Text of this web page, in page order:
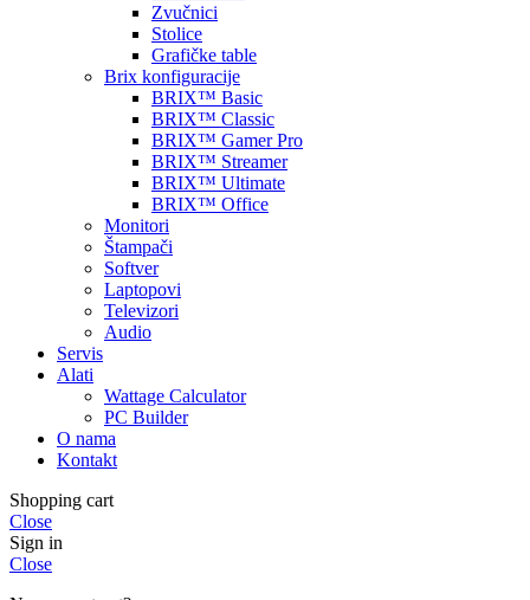
Zvučnici
Stolice
Grafičke table
Brix konfiguracije
BRIX™ Basic
BRIX™ Classic
BRIX™ Gamer Pro
BRIX™ Streamer
BRIX™ Ultimate
BRIX™ Office
Monitori
Štampači
Softver
Laptopovi
Televizori
Audio
Servis
Alati
Wattage Calculator
PC Builder
O nama
Kontakt
Shopping cart
Close
Sign in
Close